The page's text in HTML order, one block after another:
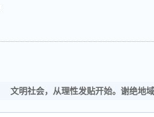
文明社会，从理性发贴开始。谢绝地